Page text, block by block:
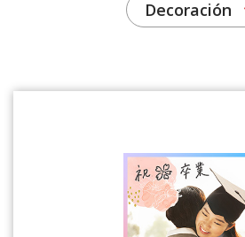
Decoración